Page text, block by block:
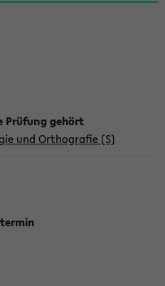
und Orthografie (S)